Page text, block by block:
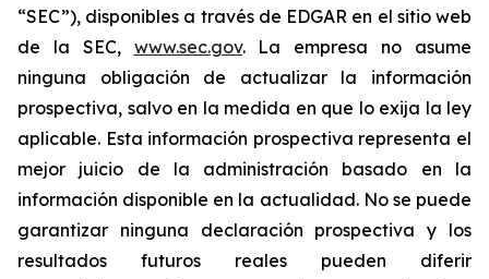
“SEC”), disponibles a través de EDGAR en el sitio web
de la SEC, www.sec.gov. La empresa no asume
ninguna obligación de actualizar la información
prospectiva, salvo en la medida en que lo exija la ley
aplicable. Esta información prospectiva representa el
mejor juicio de la administración basado en la
información disponible en la actualidad. No se puede
garantizar ninguna declaración prospectiva y los
resultados futuros reales pueden diferir